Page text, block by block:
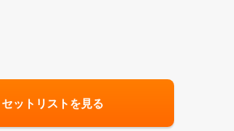
セットリストを見る